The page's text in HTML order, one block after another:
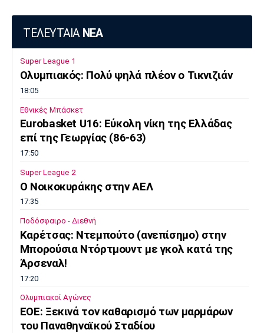
ΤΕΛΕΥΤΑΙΑ ΝΕΑ
Super League 1
Ολυμπιακός: Πολύ ψηλά πλέον ο Τικνιζιάν
18:05
Εθνικές Μπάσκετ
Eurobasket U16: Εύκολη νίκη της Ελλάδας
επί της Γεωργίας (86-63)
17:50
Super League 2
O Noικοκυράκης στην ΑΕΛ
17:35
Ποδόσφαιρο - Διεθνή
Kαρέτσας: Ντεμπούτο (ανεπίσημο) στην
Μπορούσια Ντόρτμουντ με γκολ κατά της
Άρσεναλ!
17:20
Ολυμπιακοί Αγώνες
EOE: Ξεκινά τον καθαρισμό των μαρμάρων
του Παναθηναϊκού Σταδίου